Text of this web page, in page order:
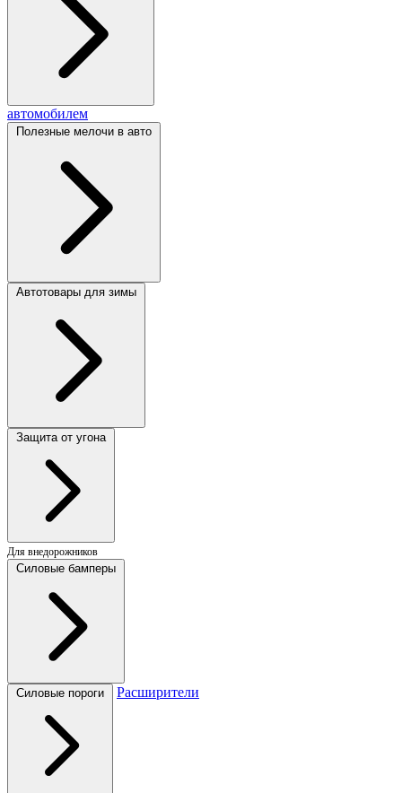
автомобилем
Полезные мелочи в авто
Автотовары для зимы
Защита от угона
Для внедорожников
Силовые бамперы
Силовые пороги Расширители